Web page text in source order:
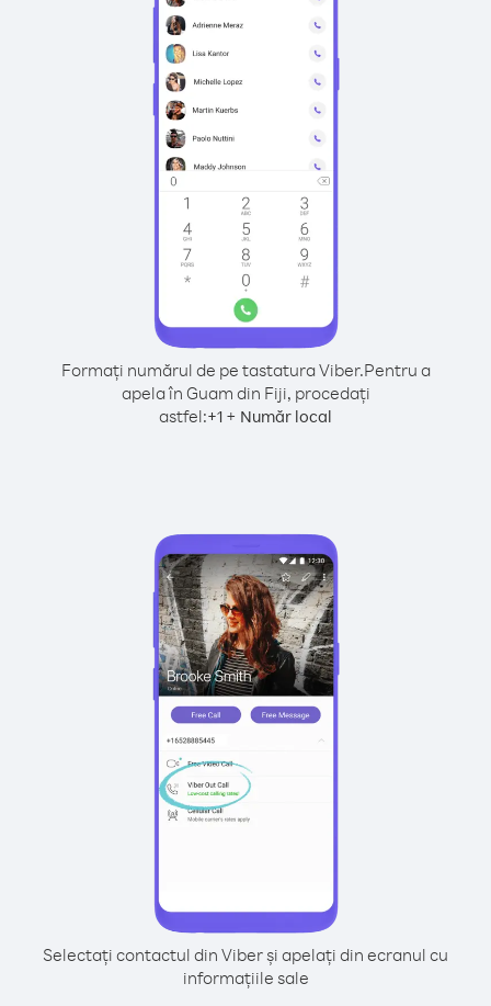
Formați numărul de pe tastatura Viber.Pentru a
apela în Guam din Fiji, procedați
astfel:+1 + Număr local
Selectați contactul din Viber și apelați din ecranul cu
informațiile sale